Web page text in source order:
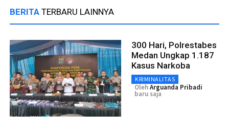
BERITA TERBARU LAINNYA
300 Hari, Polrestabes
Medan Ungkap 1.187
Kasus Narkoba
KRIMINALITAS
OlehArguanda Pribadi
baru saja